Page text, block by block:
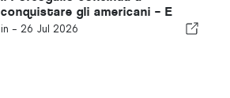
conquistare gli americani – E
non è solo per via del sole
in - 26 Jul 2026